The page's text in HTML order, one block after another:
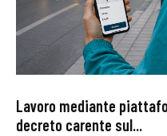
Lavoro mediante
decreto carente sul...